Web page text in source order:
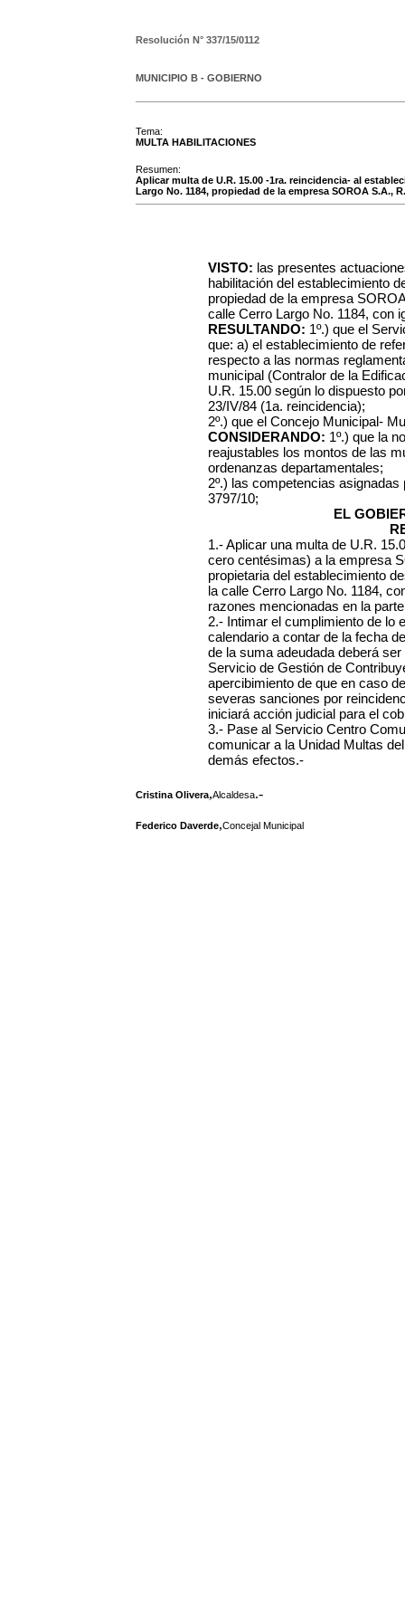
Resolución N° 337/15/0112
MUNICIPIO B - GOBIERNO
Tema:
MULTA HABILITACIONES
Resumen:
Aplicar multa de U.R. 15.00 -1ra. reincidencia- al
Largo No. 1184, propiedad de la empresa SOROA S.A.,
VISTO: las presentes
habilitación del establecimiento
propiedad de la empresa
calle Cerro Largo No. 1184, con
RESULTANDO: 1º.) que el
que: a) el establecimiento de
respecto a las normas
municipal (Contralor de la
U.R. 15.00 según lo dispuesto
23/IV/84 (1a. reincidencia);
2º.) que el Concejo Municipal-
CONSIDERANDO: 1º.) que la
reajustables los montos de las
ordenanzas departamentales;
2º.) las competencias
3797/10;
EL
1.- Aplicar una multa de U.R.
cero centésimas) a la empresa
propietaria del establecimiento
la calle Cerro Largo No. 1184,
razones mencionadas en la
2.- Intimar el cumplimiento de lo
calendario a contar de la fecha
de la suma adeudada deberá
Servicio de Gestión de
apercibimiento de que en caso
severas sanciones por
iniciará acción judicial para el
3.- Pase al Servicio Centro
comunicar a la Unidad Multas
demás efectos.-
Cristina Olivera,Alcaldesa.-
Federico Daverde,Concejal Municipal